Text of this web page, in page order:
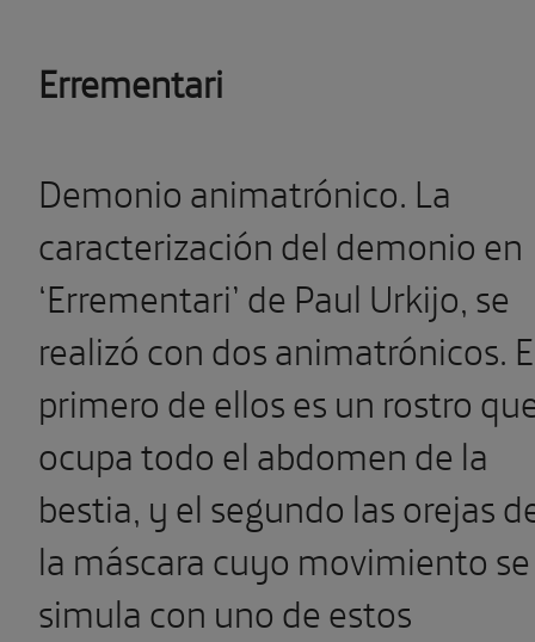
Errementari
Demonio animatrónico. La
caracterización del demonio en
‘Errementari’ de Paul Urkijo, se
realizó con dos animatrónicos.
primero de ellos es un rostro
ocupa todo el abdomen de la
bestia, y el segundo las orejas
la máscara cuyo movimiento se
simula con uno de estos